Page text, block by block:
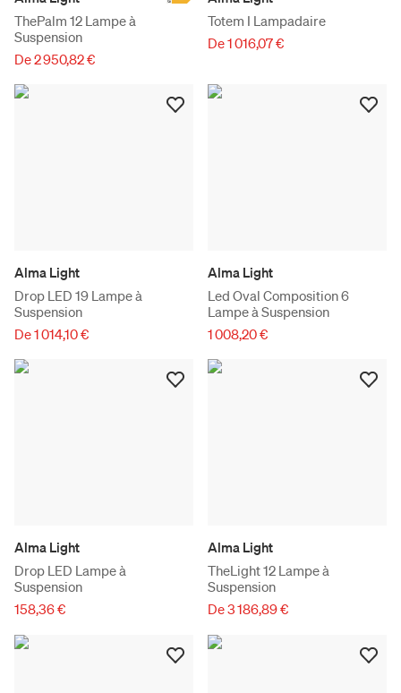
ThePalm 12 Lampe à
Suspension
De 2 950,82 €
Totem I Lampadaire
De 1 016,07 €
Alma Light
Drop LED 19 Lampe à
Suspension
De 1 014,10 €
Alma Light
Led Oval Composition 6
Lampe à Suspension
1 008,20 €
Alma Light
Drop LED Lampe à
Suspension
158,36 €
Alma Light
TheLight 12 Lampe à
Suspension
De 3 186,89 €